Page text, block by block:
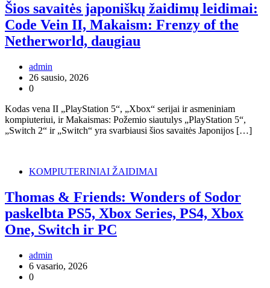
Šios savaitės japoniškų žaidimų leidimai:
Code Vein II, Makaism: Frenzy of the
Netherworld, daugiau
admin
26 sausio, 2026
0
Kodas vena II „PlayStation 5“, „Xbox“ serijai ir asmeniniam
kompiuteriui, ir Makaismas: Požemio siautulys „PlayStation 5“,
„Switch 2“ ir „Switch“ yra svarbiausi šios savaitės Japonijos […]
KOMPIUTERINIAI ŽAIDIMAI
Thomas & Friends: Wonders of Sodor
paskelbta PS5, Xbox Series, PS4, Xbox
One, Switch ir PC
admin
6 vasario, 2026
0